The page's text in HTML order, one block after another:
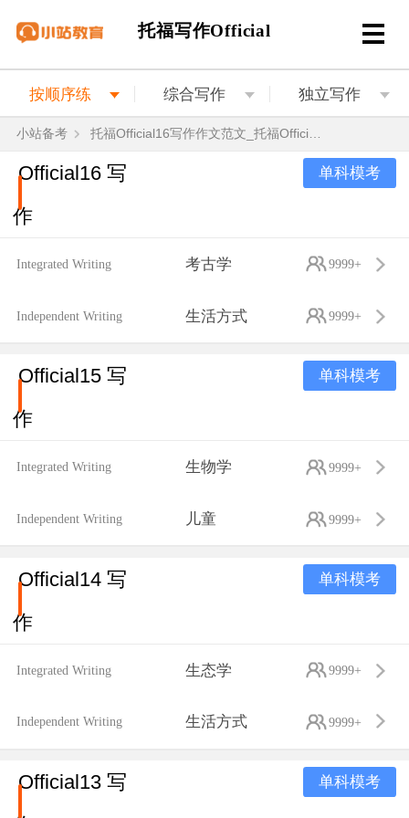
托福写作Official
按顺序练 综合写作 独立写作
小站备考
Official16 写
作
单科模考
Integrated Writing 考古学 9999+
Independent Writing 生活方式 9999+
Official15 写
作
单科模考
Integrated Writing 生物学 9999+
Independent Writing 儿童 9999+
Official14 写
作
单科模考
Integrated Writing 生态学 9999+
Independent Writing 生活方式 9999+
Official13 写
单科模考